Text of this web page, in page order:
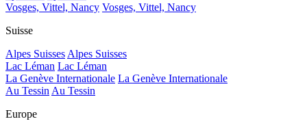
Vosges, Vittel, Nancy Vosges, Vittel, Nancy
Suisse
Alpes Suisses Alpes Suisses
Lac Léman Lac Léman
La Genève Internationale La Genève Internationale
Au Tessin Au Tessin
Europe